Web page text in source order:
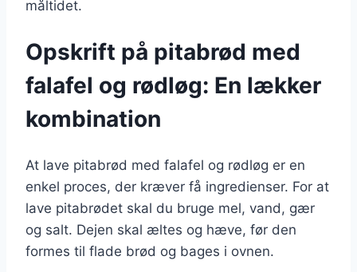
måltidet.
Opskrift på pitabrød med
falafel og rødløg: En lækker
kombination
At lave pitabrød med falafel og rødløg er en
enkel proces, der kræver få ingredienser. For at
lave pitabrødet skal du bruge mel, vand, gær
og salt. Dejen skal æltes og hæve, før den
formes til flade brød og bages i ovnen.